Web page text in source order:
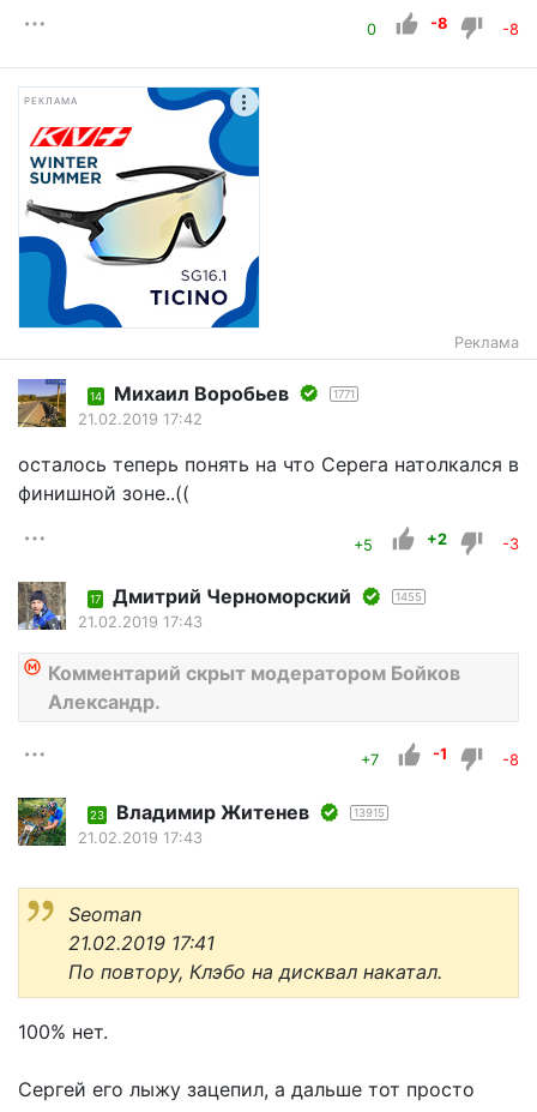
0 -8 -8
РЕКЛАМА
Реклама
14 Mихаил Воробьев 1771
21.02.2019 17:42
осталось теперь понять на что Серега натолкался в
финишной зоне..((
+5 +2 -3
17 Дмитрий Черноморский 1455
21.02.2019 17:43
Комментарий скрыт модератором Бойков
Александр.
+7 -1 -8
23 Владимир Житенев 13915
21.02.2019 17:43
Seoman
21.02.2019 17:41
По повтору, Клэбо на дисквал накатал.
100% нет.
Сергей его лыжу зацепил, а дальше тот просто